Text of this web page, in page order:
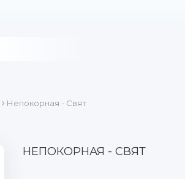
Непокорная - Свят
НЕПОКОРНАЯ - СВЯТ